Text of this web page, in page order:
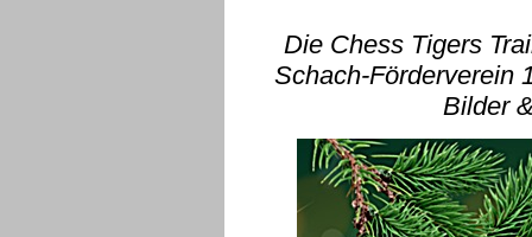
Die Chess Tigers
Schach-Förderverein
Bilder